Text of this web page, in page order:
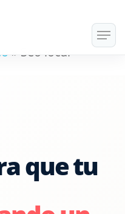
Menu
» Seo local
que tu